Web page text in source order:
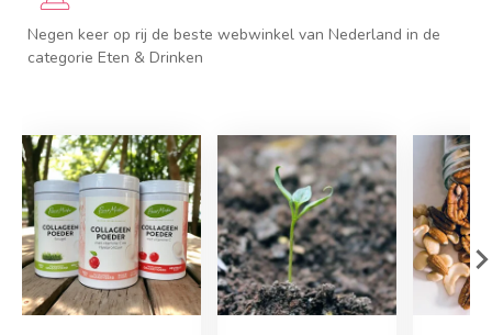
Negen keer op rij de beste webwinkel van Nederland in de
categorie Eten & Drinken